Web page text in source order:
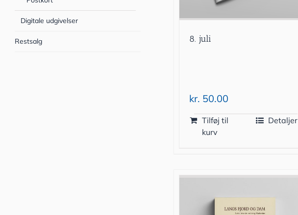
8. juli
kr. 50.00
Tilføj til
kurv
Detaljer
Digitale udgivelser
Restsalg